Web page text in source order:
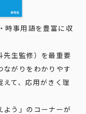
時事用語を豊富に収
先生監修）を最重要
ながりをわかりやす
えて、応用がきく理
よう」のコーナーが